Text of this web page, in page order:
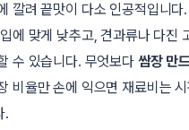
깔려 끝맛이 다소 인공적입니다
에 맞게 낮추고, 견과류나 다진
수 있습니다. 무엇보다 쌈장 만
비율만 손에 익으면 재료비는
.